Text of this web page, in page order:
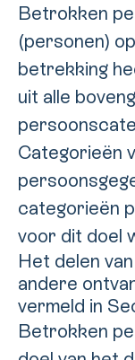
Betrokken
(personen)
betrekking
uit alle
Categorieën
categorieën
voor dit doel
Het delen
andere
vermeld in
Betrokken